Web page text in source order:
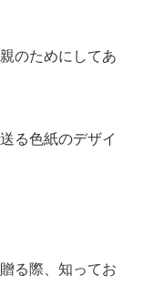
のためにしてあ
る色紙のデザイ
る際、知ってお